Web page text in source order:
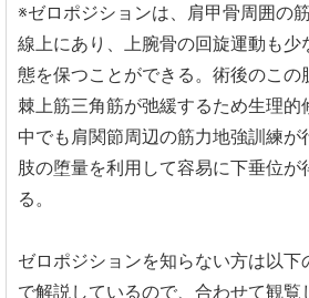
※ゼロポジションは、肩甲骨周囲の
線上にあり、上腕骨の回旋運動も少
態を保つことができる。術後のこの
棘上筋三角筋が弛緩するため生理的
中でも肩関節周辺の筋力地強訓練が
肢の堕量を利用して容易に下垂位が
る。
ゼロポジションを知らない方は以下
で解説しているので、合わせて観覧